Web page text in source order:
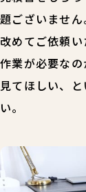
題ございませ
改めてご依頼い
作業が必要な
見てほしい、
い。